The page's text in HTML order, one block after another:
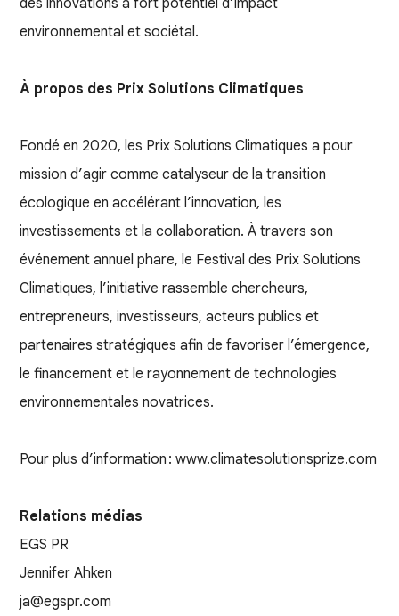
environnemental et sociétal.
À propos des Prix Solutions Climatiques
Fondé en 2020, les Prix Solutions Climatiques a pour
mission d’agir comme catalyseur de la transition
écologique en accélérant l’innovation, les
investissements et la collaboration. À travers son
événement annuel phare, le Festival des Prix Solutions
Climatiques, l’initiative rassemble chercheurs,
entrepreneurs, investisseurs, acteurs publics et
partenaires stratégiques afin de favoriser l’émergence,
le financement et le rayonnement de technologies
environnementales novatrices.
Pour plus d’information : www.climatesolutionsprize.com
Relations médias
EGS PR
Jennifer Ahken
ja@egspr.com